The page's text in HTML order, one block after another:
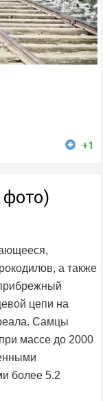
+1
фото)
а также
цепи на
Самцы
массе до 2000
более 5.2